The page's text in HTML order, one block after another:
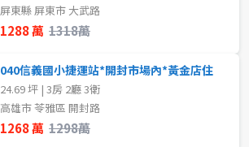
屏東縣 屏東市 大武路
1288 萬 1318萬
040信義國小捷運站*開封市場內*黃金店住
24.69 坪 | 3房 2廳 3衛
高雄市 苓雅區 開封路
1268 萬 1298萬